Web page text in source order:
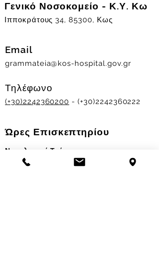
Γενικό Νοσοκομείο - Κ.Υ. Κω
Ιπποκράτους 34, 85300, Κως
Email
grammateia@kos-hospital.gov.gr
Τηλέφωνο
(+30)2242360200 - (+30)2242360222
Ώρες Επισκεπτηρίου
Νοσηλευτικά Τμήματα
Χειμερινό ωράριο: 11.00-13.00
17.30-19.30